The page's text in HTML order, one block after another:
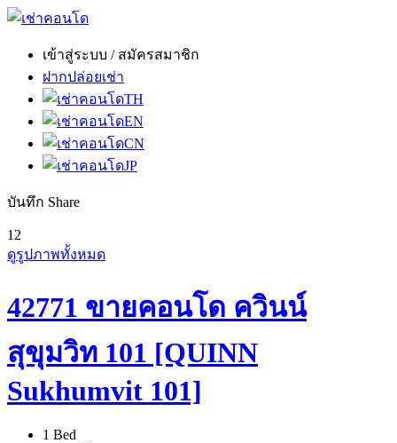
เข้าสู่ระบบ / สมัครสมาชิก
ฝากปล่อยเช่า
TH
EN
CN
JP
บันทึก Share
12
ดูรูปภาพทั้งหมด
42771 ขายคอนโด ควินน์
สุขุมวิท 101 [QUINN
Sukhumvit 101]
1 Bed